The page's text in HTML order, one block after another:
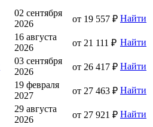
02 сентября
2026
от 19 557 ₽ Найти
16 августа
2026
от 21 111 ₽ Найти
03 сентября
2026
от 26 417 ₽ Найти
19 февраля
2027
от 27 463 ₽ Найти
29 августа
2026
от 27 921 ₽ Найти